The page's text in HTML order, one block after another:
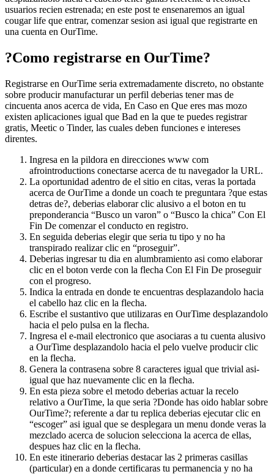
usuarios recien estrenada; en este post te ensenaremos an igual
cougar life que entrar, comenzar sesion asi­ igual que registrarte en
una cuenta en OurTime.
?Como registrarse en OurTime?
Registrarse en OurTime seri­a extremadamente discreto, no obstante
sobre producir manufacturar un perfil deberias tener mas de
cincuenta anos acerca de vida, En Caso en Que eres mas mozo
existen aplicaciones igual que Bad en la que te puedes registrar
gratis, Meetic o Tinder, las cuales deben funciones e intereses
direntes.
Ingresa en la pildora en direcciones www com
afrointroductions conectarse acerca de tu navegador la URL.
La oportunidad adentro de el sitio en citas, veras la portada
acerca de OurTime a donde un coach te preguntara ?que estas
detras de?, deberias elaborar clic alusivo a el boton en tu
preponderancia “Busco un varon” o “Busco la chica” Con El
Fin De comenzar el conducto en registro.
En seguida deberias elegir que seri­a tu tipo y no ha
transpirado realizar clic en “proseguir”.
Deberias ingresar tu dia en alumbramiento asi­ como elaborar
clic en el boton verde con la flecha Con El Fin De proseguir
con el progreso.
Indica la entrada en donde te encuentras desplazandolo hacia
el cabello haz clic en la flecha.
Escribe el sustantivo que utilizaras en OurTime desplazandolo
hacia el pelo pulsa en la flecha.
Ingresa el e-mail electronico que asociaras a tu cuenta alusivo
a OurTime desplazandolo hacia el pelo vuelve producir clic
en la flecha.
Genera la contrasena sobre 8 caracteres igual que trivial asi­
igual que haz nuevamente clic en la flecha.
En esta pieza sobre el metodo deberias actuar la recelo
relativo a OurTime, la que seri­a ?Donde has oido hablar sobre
OurTime?; referente a dar tu replica deberias ejecutar clic en
“escoger” asi­ igual que se desplegara un menu donde veras la
mezclado acerca de solucion selecciona la acerca de ellas,
despues haz clic en la flecha.
En este itinerario deberias destacar las 2 primeras casillas
(particular) en a donde certificaras tu permanencia y no ha